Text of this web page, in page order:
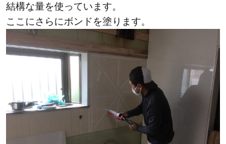
結構な量を使っています。
ここにさらにボンドを塗ります。